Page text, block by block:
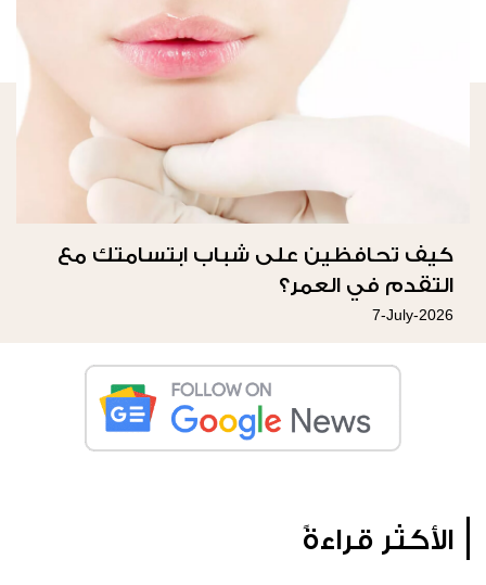
كيف تحافظين على شباب ابتسامتك مع
التقدم في العمر؟
7-July-2026
الأكثر قراءةً